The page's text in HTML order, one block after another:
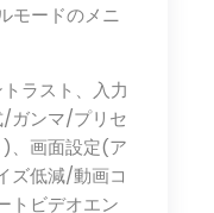
モードのメニ
ラスト、入力
ガンマ/プリセ
、画面設定(ア
ズ低減/動画コ
トビデオエン